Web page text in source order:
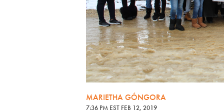
MARIETHA GÓNGORA
7:36 PM EST FEB 12, 2019